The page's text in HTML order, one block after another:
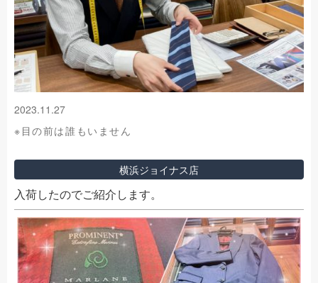
2023.11.27
※目の前は誰もいません
横浜ジョイナス店
入荷したのでご紹介します。